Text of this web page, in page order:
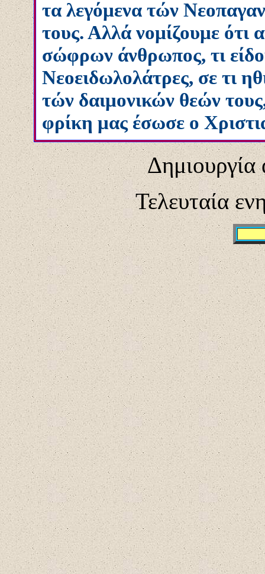
τα λεγόμενα τών
τους. Αλλά νομίζουμε ότι
σώφρων άνθρωπος, τι
Νεοειδωλολάτρες, σε τι
τών δαιμονικών θεών
φρίκη μας έσωσε ο
Τελευταία